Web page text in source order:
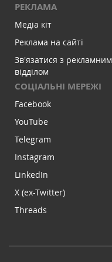
РЕКЛАМА
Медіа кіт
Реклама на сайті
Зв'язатися з рекламним
відділом
СОЦІАЛЬНІ МЕРЕЖІ
Facebook
YouTube
Telegram
Instagram
LinkedIn
X (ex-Twitter)
Threads